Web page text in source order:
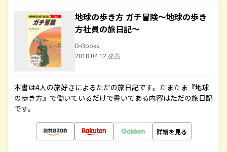
地球の歩き方 ガチ冒険～地球の歩き
方社員の旅日記～
D-Books
2018.04.12 発売
本書は4人の旅好きによるただの旅日記です。たまたま『地球
の歩き方』で働いているだけで書いてある内容はただの旅日記
です。
詳細を見る